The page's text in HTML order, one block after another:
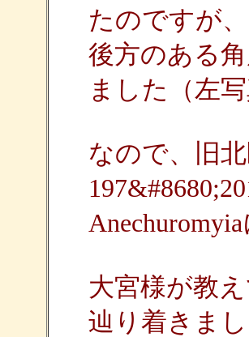
たのですが、
後方のある
ました（左写
なので、旧
大宮様が教
辿り着きまし